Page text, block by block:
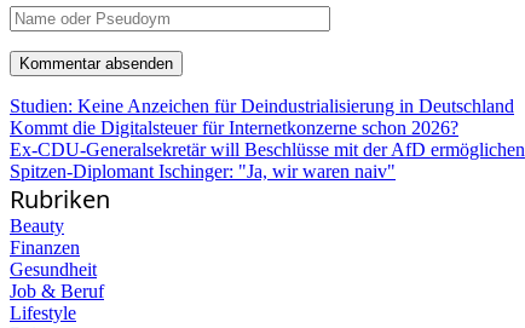
Studien: Keine Anzeichen für Deindustrialisierung in Deutschland
Kommt die Digitalsteuer für Internetkonzerne schon 2026?
Ex-CDU-Generalsekretär will Beschlüsse mit der AfD ermöglichen
Spitzen-Diplomant Ischinger: "Ja, wir waren naiv"
Rubriken
Beauty
Finanzen
Gesundheit
Job & Beruf
Lifestyle